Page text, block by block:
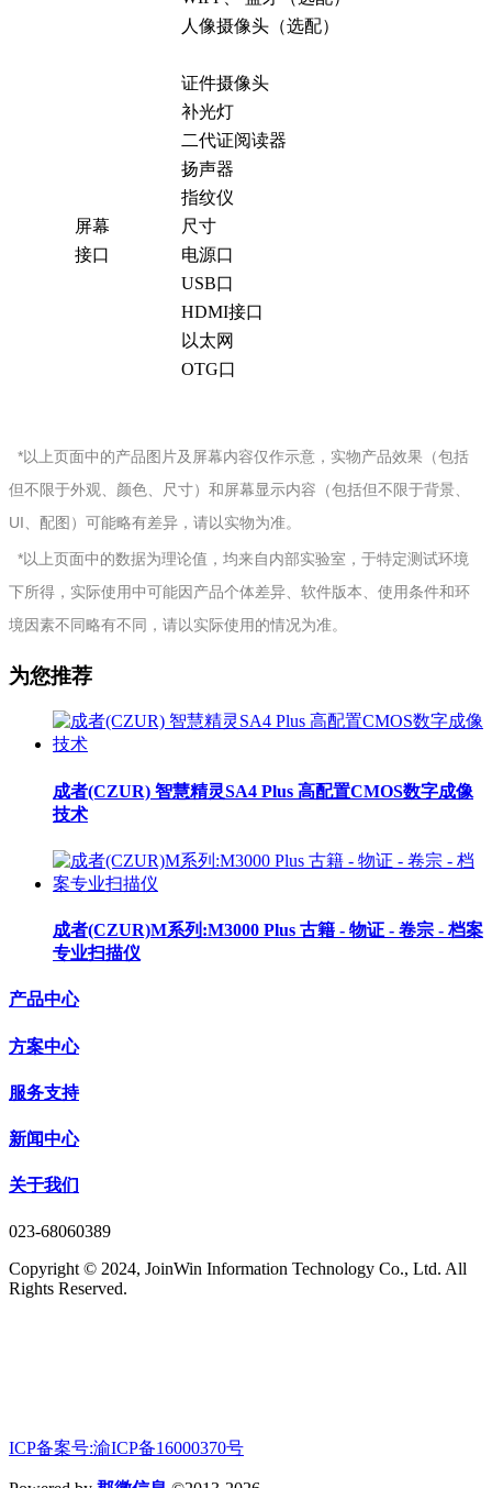
人像摄像头（选配）
证件摄像头
补光灯
二代证阅读器
扬声器
指纹仪
屏幕
尺寸
接口
电源口
USB口
HDMI接口
以太网
OTG口
*以上页面中的产品图片及屏幕内容仅作示意，实物产品效果（包括
但不限于外观、颜色、尺寸）和屏幕显示内容（包括但不限于背景、
UI、配图）可能略有差异，请以实物为准。
*以上页面中的数据为理论值，均来自内部实验室，于特定测试环境
下所得，实际使用中可能因产品个体差异、软件版本、使用条件和环
境因素不同略有不同，请以实际使用的情况为准。
为您推荐
成者(CZUR) 智慧精灵SA4 Plus 高配置CMOS数字成像
技术
成者(CZUR)M系列:M3000 Plus 古籍 - 物证 - 卷宗 - 档案
专业扫描仪
产品中心
方案中心
服务支持
新闻中心
关于我们
023-68060389
Copyright © 2024, JoinWin Information Technology Co., Ltd. All
Rights Reserved.
ICP备案号:渝ICP备16000370号